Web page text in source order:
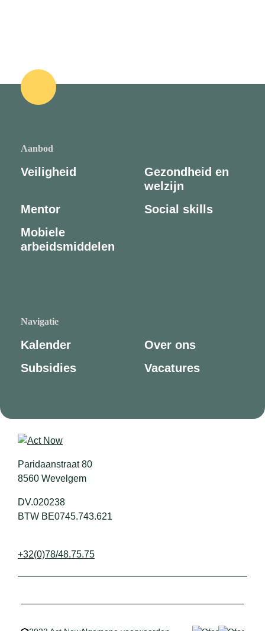
Aanbod
Veiligheid
Gezondheid en
welzijn
Mentor
Social skills
Mobiele
arbeidsmiddelen
Navigatie
Kalender
Over ons
Subsidies
Vacatures
Paridaanstraat 80
8560 Wevelgem
DV.020238
BTW BE0745.743.621
+32(0)78/48.75.75